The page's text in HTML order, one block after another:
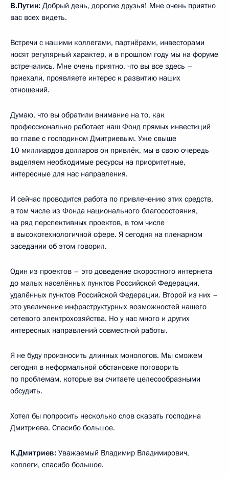
В.Путин: Добрый день, дорогие друзья! Мне очень приятно
вас всех видеть.
Встречи с нашими коллегами, партнёрами, инвесторами
носят регулярный характер, и в прошлом году мы на форуме
встречались. Мне очень приятно, что вы все здесь –
приехали, проявляете интерес к развитию наших
отношений.
Думаю, что вы обратили внимание на то, как
профессионально работает наш Фонд прямых инвестиций
во главе с господином Дмитриевым. Уже свыше
10 миллиардов долларов он привлёк, мы в свою очередь
выделяем необходимые ресурсы на приоритетные,
интересные для нас направления.
И сейчас проводится работа по привлечению этих средств,
в том числе из Фонда национального благосостояния,
на ряд перспективных проектов, в том числе
в высокотехнологичной сфере. Я сегодня на пленарном
заседании об этом говорил.
Один из проектов – это доведение скоростного интернета
до малых населённых пунктов Российской Федерации,
удалённых пунктов Российской Федерации. Второй из них –
это увеличение инфраструктурных возможностей нашего
сетевого электрохозяйства. Но у нас много и других
интересных направлений совместной работы.
Я не буду произносить длинных монологов. Мы сможем
сегодня в неформальной обстановке поговорить
по проблемам, которые вы считаете целесообразными
обсудить.
Хотел бы попросить несколько слов сказать господина
Дмитриева. Спасибо большое.
К.Дмитриев: Уважаемый Владимир Владимирович,
коллеги, спасибо большое.